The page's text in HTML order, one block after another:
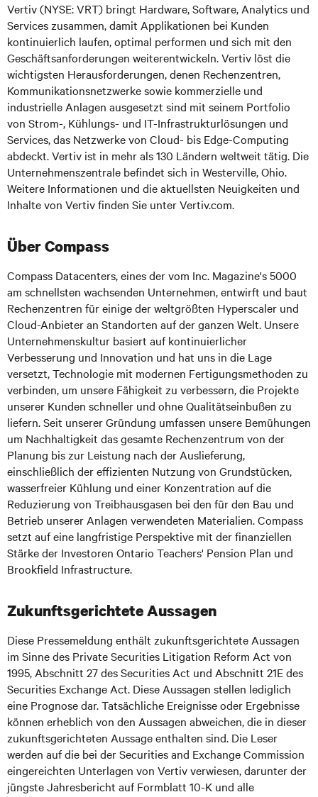
Vertiv (NYSE: VRT) bringt Hardware, Software, Analytics und
Services zusammen, damit Applikationen bei Kunden
kontinuierlich laufen, optimal performen und sich mit den
Geschäftsanforderungen weiterentwickeln. Vertiv löst die
wichtigsten Herausforderungen, denen Rechenzentren,
Kommunikationsnetzwerke sowie kommerzielle und
industrielle Anlagen ausgesetzt sind mit seinem Portfolio
von Strom-, Kühlungs- und IT-Infrastrukturlösungen und
Services, das Netzwerke von Cloud- bis Edge-Computing
abdeckt. Vertiv ist in mehr als 130 Ländern weltweit tätig. Die
Unternehmenszentrale befindet sich in Westerville, Ohio.
Weitere Informationen und die aktuellsten Neuigkeiten und
Inhalte von Vertiv finden Sie unter Vertiv.com.
Über Compass
Compass Datacenters, eines der vom Inc. Magazine's 5000
am schnellsten wachsenden Unternehmen, entwirft und baut
Rechenzentren für einige der weltgrößten Hyperscaler und
Cloud-Anbieter an Standorten auf der ganzen Welt. Unsere
Unternehmenskultur basiert auf kontinuierlicher
Verbesserung und Innovation und hat uns in die Lage
versetzt, Technologie mit modernen Fertigungsmethoden zu
verbinden, um unsere Fähigkeit zu verbessern, die Projekte
unserer Kunden schneller und ohne Qualitätseinbußen zu
liefern. Seit unserer Gründung umfassen unsere Bemühungen
um Nachhaltigkeit das gesamte Rechenzentrum von der
Planung bis zur Leistung nach der Auslieferung,
einschließlich der effizienten Nutzung von Grundstücken,
wasserfreier Kühlung und einer Konzentration auf die
Reduzierung von Treibhausgasen bei den für den Bau und
Betrieb unserer Anlagen verwendeten Materialien. Compass
setzt auf eine langfristige Perspektive mit der finanziellen
Stärke der Investoren Ontario Teachers' Pension Plan und
Brookfield Infrastructure.
Zukunftsgerichtete Aussagen
Diese Pressemeldung enthält zukunftsgerichtete Aussagen
im Sinne des Private Securities Litigation Reform Act von
1995, Abschnitt 27 des Securities Act und Abschnitt 21E des
Securities Exchange Act. Diese Aussagen stellen lediglich
eine Prognose dar. Tatsächliche Ereignisse oder Ergebnisse
können erheblich von den Aussagen abweichen, die in dieser
zukunftsgerichteten Aussage enthalten sind. Die Leser
werden auf die bei der Securities and Exchange Commission
eingereichten Unterlagen von Vertiv verwiesen, darunter der
jüngste Jahresbericht auf Formblatt 10-K und alle